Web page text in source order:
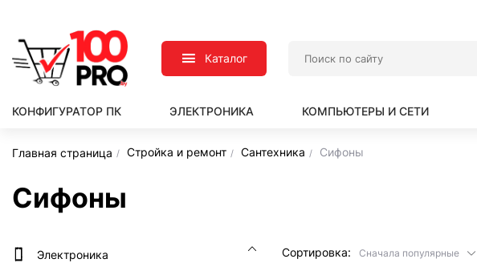
Каталог
КОНФИГУРАТОР ПК ЭЛЕКТРОНИКА КОМПЬЮТЕРЫ И СЕТИ
Главная страница Стройка и ремонт Сантехника Сифоны
Сифоны
Электроника Сортировка: Сначала популярные